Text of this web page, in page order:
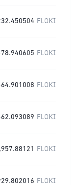
FLOKI
FLOKI
FLOKI
FLOKI
FLOKI
FLOKI